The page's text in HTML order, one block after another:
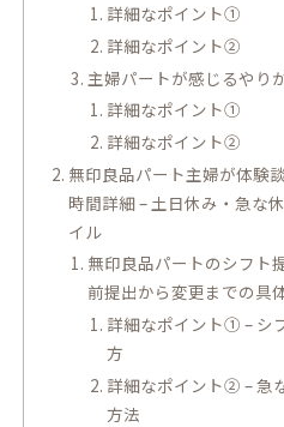
詳細なポイント①
詳細なポイント②
主婦パートが感じるやり
詳細なポイント①
詳細なポイント②
無印良品パート主婦が体験
時間詳細 – 土日休み・急な
イル
無印良品パートのシフト
前提出から変更までの具
詳細なポイント① – シ
方
詳細なポイント② – 急
方法